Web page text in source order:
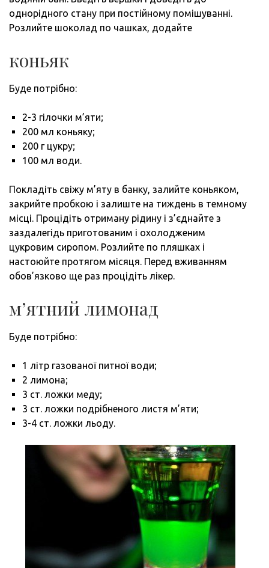
однорідного стану при постійному помішуванні.
Розлийте шоколад по чашках, додайте
коньяк
Буде потрібно:
2-3 гілочки м’яти;
200 мл коньяку;
200 г цукру;
100 мл води.
Покладіть свіжу м’яту в банку, залийте коньяком,
закрийте пробкою і залиште на тиждень в темному
місці. Процідіть отриману рідину і з’єднайте з
заздалегідь приготованим і охолодженим
цукровим сиропом. Розлийте по пляшках і
настоюйте протягом місяця. Перед вживанням
обов’язково ще раз процідіть лікер.
м’ятний лимонад
Буде потрібно:
1 літр газованої питної води;
2 лимона;
3 ст. ложки меду;
3 ст. ложки подрібненого листя м’яти;
3-4 ст. ложки льоду.